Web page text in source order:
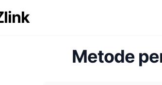
Metode